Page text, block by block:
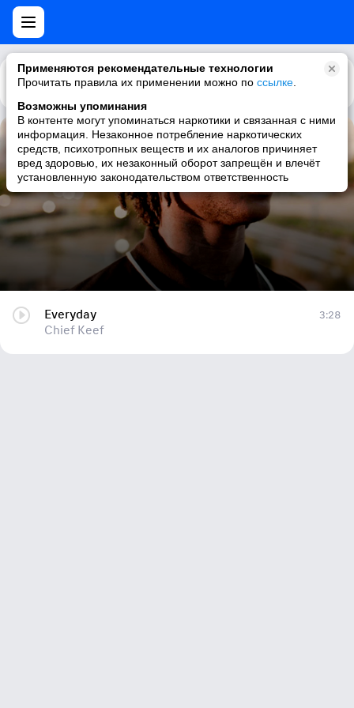
Применяются рекомендательные технологии
Прочитать правила их применении можно по ссылке
Возможны упоминания
В контенте могут упоминаться наркотики и связанная с ними
информация. Незаконное потребление наркотических
средств, психотропных веществ и их аналогов причиняет
вред здоровью, их незаконный оборот запрещён и влечёт
установленную законодательством ответственность
Каталог Рекомендации
Everyday
Chief Keef
Everyday
Chief Keef
3:28